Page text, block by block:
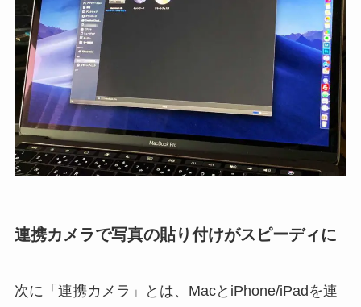
連携カメラで写真の貼り付けがスピーディに
次に「連携カメラ」とは、MacとiPhone/iPadを連